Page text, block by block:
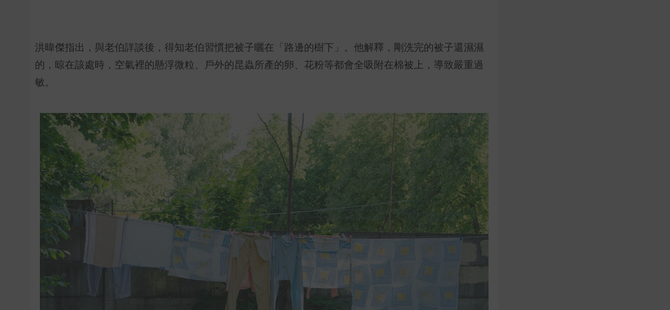
洪暐傑指出，與老伯詳談後，得知老伯習慣把被子曬在「路邊的樹下」。他解釋，剛洗完的被子還濕濕
的，晾在該處時，空氣裡的懸浮微粒、戶外的昆蟲所產的卵、花粉等都會全吸附在棉被上，導致嚴重過
敏。